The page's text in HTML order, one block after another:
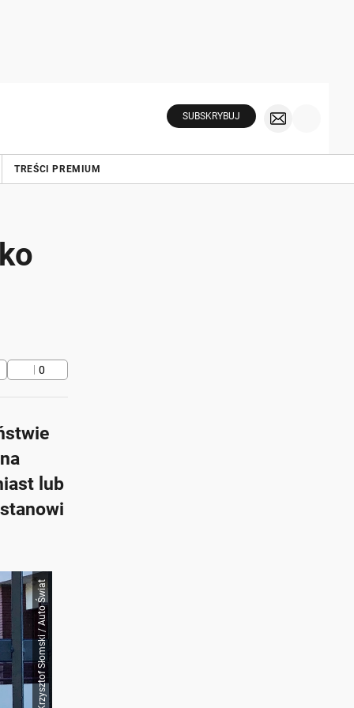
SUBSKRYBUJ
TREŚCI PREMIUM
0
lub
Krzysztof Słomski / Auto Świat